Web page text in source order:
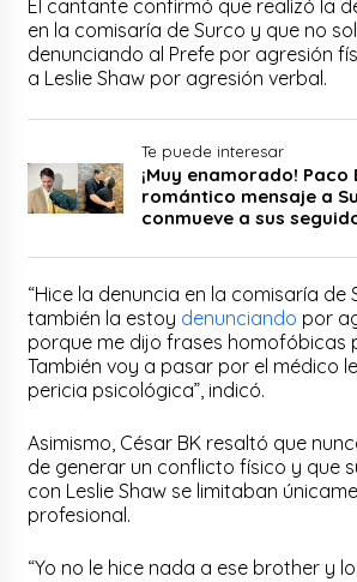
El cantante confirmó que realizó la
en la comisaría de Surco y que no
denunciando al Prefe por agresión
a Leslie Shaw por agresión verbal.
Te puede interesar
¡Muy enamorado!
romántico mensaje a
conmueve a sus
“Hice la denuncia en la comisaría de
también la estoy denunciando por
porque me dijo frases homofóbicas
También voy a pasar por el médico
pericia psicológica”, indicó.
Asimismo, César BK resaltó que
de generar un conflicto físico y que
con Leslie Shaw se limitaban
profesional.
“Yo no le hice nada a ese brother y